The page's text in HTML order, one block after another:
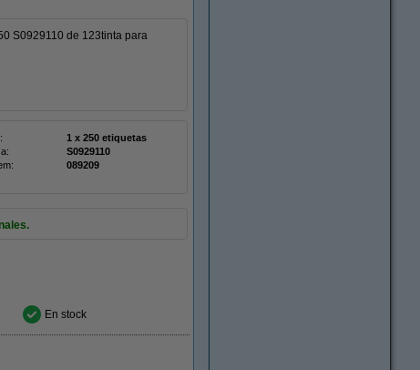
S0929110 de 123tinta para
1 x 250 etiquetas
S0929110
089209
En stock